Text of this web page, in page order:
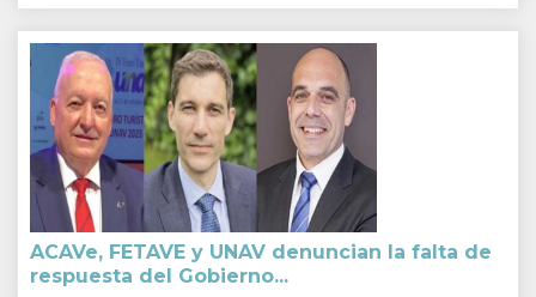
ACAVe, FETAVE y UNAV denuncian la falta de
respuesta del Gobierno...